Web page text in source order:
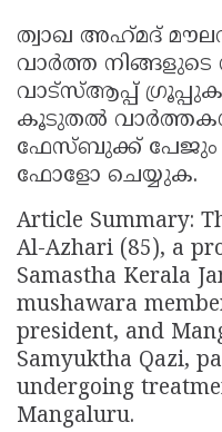
ത്വാഖ അഹ്‌മദ്
വാർത്ത
വാട്സ്ആപ്പ്
കൂടുതല്‍
ഫേസ്ബുക്ക് പേജും
ഫോളോ ചെയ്യുക.
Article Summary:
Al-Azhari (85), a
Samastha Kerala
mushawara
president, and
Samyuktha Qazi,
undergoing
Mangaluru.